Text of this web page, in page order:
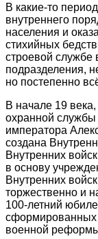
В какие-то
внутреннего
населения и
стихийных
строевой службе
подразделения,
но постепенно
В начале 19
охранной
императора
создана
Внутренних
в основу
Внутренних
торжественно и
100-летний
сформированных
военной